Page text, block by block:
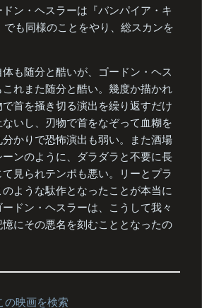
ン・ヘスラーは『バンパイア・キ
でも同様のことをやり、総スカンを
も随分と酷いが、ゴードン・ヘス
れまた随分と酷い。幾度か描かれ
首を掻き切る演出を繰り返すだけ
いし、刃物で首をなぞって血糊を
かりで恐怖演出も弱い。また酒場
ンのように、ダラダラと不要に長
見られテンポも悪い。リーとプラ
ような駄作となったことが本当に
ドン・ヘスラーは、こうして我々
にその悪名を刻むこととなったの
の映画を検索